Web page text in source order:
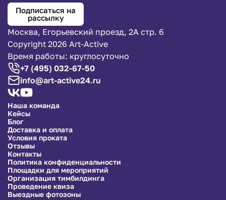
Подписаться на
рассылку
Москва, Егорьевский проезд, 2А стр. 6
Copyright 2026 Art-Active
Время работы: круглосуточно
+7 (495) 032-67-50
info@art-active24.ru
Наша команда
Кейсы
Блог
Доставка и оплата
Условия проката
Отзывы
Контакты
Политика конфиденциальности
Площадки для мероприятий
Организация тимбилдинга
Проведение квиза
Выездные фотозоны